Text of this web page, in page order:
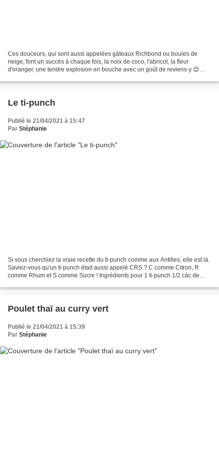
Ces douceurs, qui sont aussi appelées gâteaux Richbond ou boules de
neige, font un succès à chaque fois, la noix de coco, l'abricot, la fleur
d'oranger, une tendre explosion en bouche avec un goût de reviens-y 😊
Le ti-punch
Publié le 21/04/2021 à 15:47
Par Stéphanie
Si vous cherchiez la vraie recette du ti-punch comme aux Antilles, elle est là.
Saviez-vous qu'un ti-punch était aussi appelé CRS ? C comme Citron, R
comme Rhum et S comme Sucre ! Ingrédients pour 1 ti-punch 1/2 càc de
Poulet thaï au curry vert
Publié le 21/04/2021 à 15:39
Par Stéphanie